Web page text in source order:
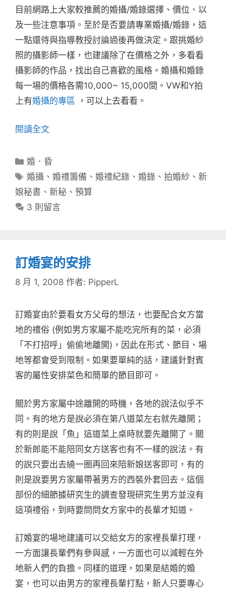
目前網路上大家較推薦的婚攝/婚錄選擇、價位、以
及一些注意事項。至於是否要請專業婚攝/婚錄，這
一點還待與指導教授討論過後再做決定。跟挑婚紗
照的攝影師一樣，也建議除了在價格之外，多看看
攝影師的作品，找出自己喜歡的風格。婚攝和婚錄
每一場的價格各需10,000~ 15,000間。VW和Y拍
上有婚攝的專區 ，可以上去看看。
閱讀全文
分
類
婚．昏
標
籤
婚攝 、婚禮籌備 、婚禮紀錄 、婚錄 、拍婚紗 、新
娘秘書 、 新秘 、 預算
3 則留言
訂婚宴的安排
8 月 1, 2008 作者: PipperL
訂婚宴由於要看女方父母的想法，也要配合女方當
地的禮俗 (例如男方家屬不能吃完所有的菜，必須
「不打招呼」偷偷地離開)，因此在形式、節目、場
地等都會受到限制。如果要單純的話，建議針對賓
客的屬性安排菜色和簡單的節目即可。
關於男方家屬中途離開的時機，各地的說法似乎不
同。有的地方是說必須在第八道菜左右就先離開；
有的則是說「魚」這道菜上桌時就要先離開了。關
於新郎能不能陪同女方送客也有不一樣的說法。有
的說只要出去繞一圈再回來陪新娘送客即可，有的
則是說要男方家屬帶著男方的西裝外套回去。這個
部份的細節據研究生的調查發現研究生男方並沒有
這項禮俗，到時要問問女方家中的長輩才知道。
訂婚宴的場地建議可以交給女方的家裡長輩打理，
一方面讓長輩們有參與感，一方面也可以減輕在外
地新人們的負擔。同樣的道理，如果是結婚的婚
宴，也可以由男方的家裡長輩打點，新人只要專心